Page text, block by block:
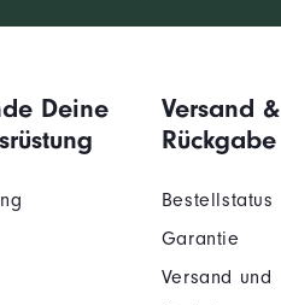
Deine
Versand &
Rückgabe
Bestellstatus
Garantie
Versand und